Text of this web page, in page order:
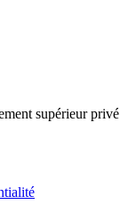
supérieur privé